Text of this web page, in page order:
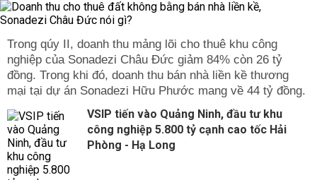
Trong qúy II, doanh thu mảng lõi cho thuê khu công
nghiệp của Sonadezi Châu Đức giảm 84% còn 26 tỷ
đồng. Trong khi đó, doanh thu bán nhà liền kề thương
mại tại dự án Sonadezi Hữu Phước mang về 44 tỷ đồng.
VSIP tiến vào Quảng Ninh, đầu tư khu
công nghiệp 5.800 tỷ cạnh cao tốc Hải
Phòng - Hạ Long